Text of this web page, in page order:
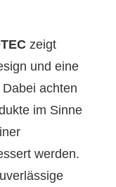
zeigt
und eine
achten
im Sinne
werden.